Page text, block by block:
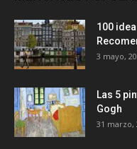
100
3 mayo,
Las 5
Gogh
31 marzo,